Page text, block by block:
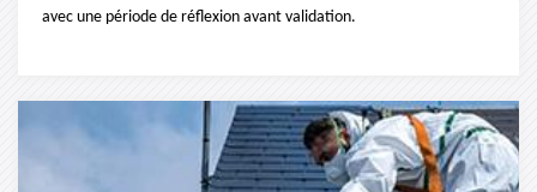
avec une période de réflexion avant validation.